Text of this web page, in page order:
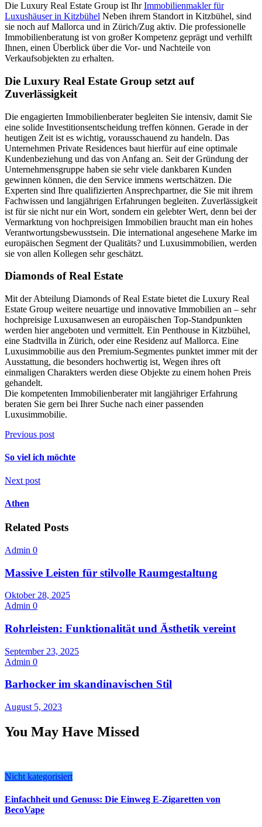
Die Luxury Real Estate Group ist IhrImmobilienmakler für
Luxushäuser in Kitzbühel Neben ihrem Standort in Kitzbühel, sind
sie noch auf Mallorca und in Zürich/Zug aktiv. Die professionelle
Immobilienberatung ist von großer Kompetenz geprägt und verhilft
Ihnen, einen Überblick über die Vor- und Nachteile von
Verkaufsobjekten zu erhalten.
Die Luxury Real Estate Group setzt auf
Zuverlässigkeit
Die engagierten Immobilienberater begleiten Sie intensiv, damit Sie
eine solide Investitionsentscheidung treffen können. Gerade in der
heutigen Zeit ist es wichtig, vorausschauend zu handeln. Das
Unternehmen Private Residences baut hierfür auf eine optimale
Kundenbeziehung und das von Anfang an. Seit der Gründung der
Unternehmensgruppe haben sie sehr viele dankbaren Kunden
gewinnen können, die den Service immens wertschätzen. Die
Experten sind Ihre qualifizierten Ansprechpartner, die Sie mit ihrem
Fachwissen und langjährigen Erfahrungen begleiten. Zuverlässigkeit
ist für sie nicht nur ein Wort, sondern ein gelebter Wert, denn bei der
Vermarktung von hochpreisigen Immobilien braucht man ein hohes
Verantwortungsbewusstsein. Die international angesehene Marke im
europäischen Segment der Qualitäts? und Luxusimmobilien, werden
sie von allen Kollegen sehr geschätzt.
Diamonds of Real Estate
Mit der Abteilung Diamonds of Real Estate bietet die Luxury Real
Estate Group weitere neuartige und innovative Immobilien an – sehr
hochpreisige Luxusanwesen an europäischen Top-Standpunkten
werden hier angeboten und vermittelt. Ein Penthouse in Kitzbühel,
eine Stadtvilla in Zürich, oder eine Residenz auf Mallorca. Eine
Luxusimmobilie aus den Premium-Segmentes punktet immer mit der
Ausstattung, die besonders hochwertig ist, Wegen ihres oft
einmaligen Charakters werden diese Objekte zu einem hohen Preis
gehandelt.
Die kompetenten Immobilienberater mit langjähriger Erfahrung
beraten Sie gern bei Ihrer Suche nach einer passenden
Luxusimmobilie.
Previous post
So viel ich möchte
Next post
Athen
Related Posts
Admin 0
Massive Leisten für stilvolle Raumgestaltung
Oktober 28, 2025
Admin 0
Rohrleisten: Funktionalität und Ästhetik vereint
September 23, 2025
Admin 0
Barhocker im skandinavischen Stil
August 5, 2023
You May Have Missed
Nicht kategorisiert
Einfachheit und Genuss: Die Einweg E-Zigaretten von
BecoVape